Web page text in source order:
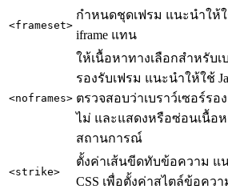
<frameset>
กำหนดชุดเฟรม แนะนำให้
iframe แทน
<noframes>
ให้เนื้อหาทางเลือกสำหรับเ
รองรับเฟรม แนะนำให้ใช้
ตรวจสอบว่าเบราว์เซอร์รอ
ไม่ และแสดงหรือซ่อนเนื้อ
สถานการณ์
<strike>
ตั้งค่าเส้นขีดทับข้อความ แ
CSS เพื่อตั้งค่าสไตล์ข้อควา